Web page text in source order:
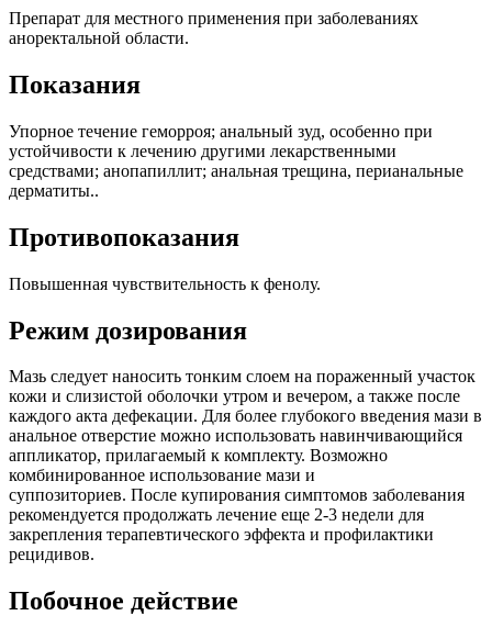
Препарат для местного применения при заболеваниях
аноректальной области.
Показания
Упорное течение геморроя; анальный зуд, особенно при
устойчивости к лечению другими лекарственными
средствами; анопапиллит; анальная трещина, перианальные
дерматиты..
Противопоказания
Повышенная чувствительность к фенолу.
Режим дозирования
Мазь следует наносить тонким слоем на пораженный участок
кожи и слизистой оболочки утром и вечером, а также после
каждого акта дефекации. Для более глубокого введения мази в
анальное отверстие можно использовать навинчивающийся
аппликатор, прилагаемый к комплекту. Возможно
комбинированное использование мази и
суппозиториев. После купирования симптомов заболевания
рекомендуется продолжать лечение еще 2-3 недели для
закрепления терапевтического эффекта и профилактики
рецидивов.
Побочное действие